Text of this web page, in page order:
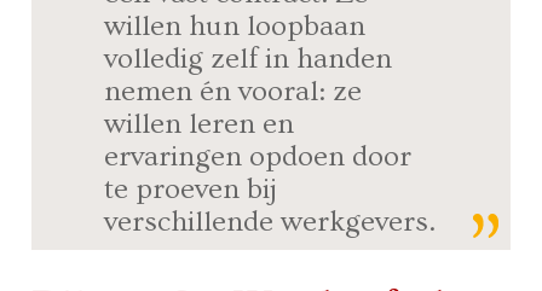
willen hun loopbaan
volledig zelf in handen
nemen én vooral: ze
willen leren en
ervaringen opdoen door
te proeven bij
verschillende werkgevers.